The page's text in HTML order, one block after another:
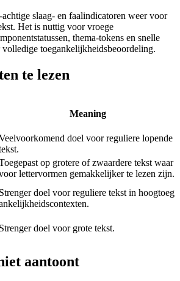
slaag- en faalindicatoren weer voor
Het is nuttig voor vroege
thema-tokens en snelle
volledige toegankelijkheidsbeoordeling.
te lezen
Meaning
doel voor reguliere lopende
op grotere of zwaardere tekst waar
lettervormen gemakkelijker te lezen zijn.
Strenger doel voor reguliere tekst in hoogtoeg
Strenger doel voor grote tekst.
aantoont